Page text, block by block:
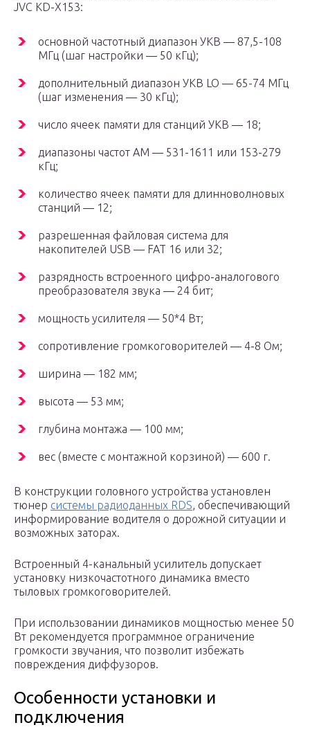
JVC KD-X153:
основной частотный диапазон УКВ — 87,5-108
МГц (шаг настройки — 50 кГц);
дополнительный диапазон УКВ LO — 65-74 МГц
(шаг изменения — 30 кГц);
число ячеек памяти для станций УКВ — 18;
диапазоны частот АМ — 531-1611 или 153-279
кГц;
количество ячеек памяти для длинноволновых
станций — 12;
разрешенная файловая система для
накопителей USB — FAT 16 или 32;
разрядность встроенного цифро-аналогового
преобразователя звука — 24 бит;
мощность усилителя — 50*4 Вт;
сопротивление громкоговорителей — 4-8 Ом;
ширина — 182 мм;
высота — 53 мм;
глубина монтажа — 100 мм;
вес (вместе с монтажной корзиной) — 600 г.
В конструкции головного устройства установлен
тюнер системы радиоданных RDS, обеспечивающий
информирование водителя о дорожной ситуации и
возможных заторах.
Встроенный 4-канальный усилитель допускает
установку низкочастотного динамика вместо
тыловых громкоговорителей.
При использовании динамиков мощностью менее 50
Вт рекомендуется программное ограничение
громкости звучания, что позволит избежать
повреждения диффузоров.
Особенности установки и
подключения